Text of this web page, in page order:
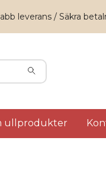
leverans / Säkra
ullprodukter